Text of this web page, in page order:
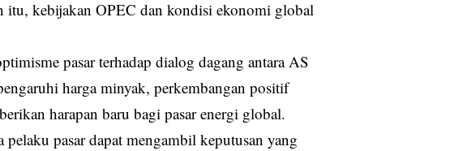
itu, kebijakan OPEC dan kondisi ekonomi global
pasar terhadap dialog dagang antara AS
harga minyak, perkembangan positif
harapan baru bagi pasar energi global.
pasar dapat mengambil keputusan yang